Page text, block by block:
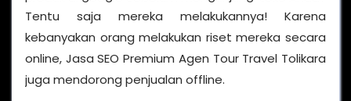
Tentu saja mereka melakukannya! Karena
kebanyakan orang melakukan riset mereka secara
online, Jasa SEO Premium Agen Tour Travel Tolikara
juga mendorong penjualan offline.